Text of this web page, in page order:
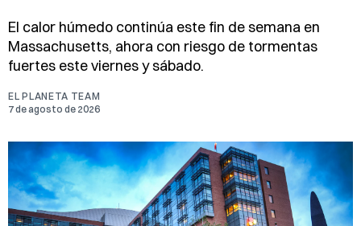
El calor húmedo continúa este fin de semana en
Massachusetts, ahora con riesgo de tormentas
fuertes este viernes y sábado.
EL PLANETA TEAM
7 de agosto de 2026